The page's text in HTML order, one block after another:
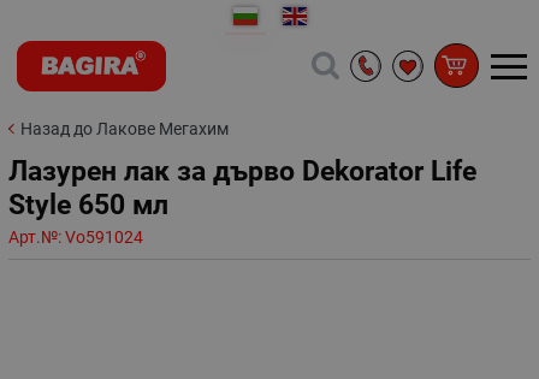
Назад до Лакове Мегахим
Лазурен лак за дърво Dekorator Life
Style 650 мл
Арт.№:Vo591024